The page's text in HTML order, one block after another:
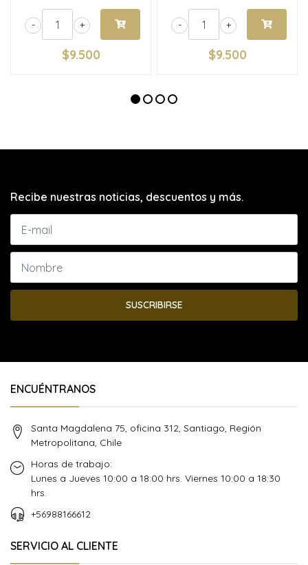
+
-
$9.500
+
-
$9.500
Recibe nuestras noticias, descuentos y más.
SUSCRIBIRSE
ENCUÉNTRANOS
Santa Magdalena 75, oficina 312, Santiago, Región
Metropolitana, Chile
Horas de trabajo:
Lunes a Jueves 10:00 a 18:00 hrs. Viernes 10:00 a 18:30
hrs.
+56988166612
SERVICIO AL CLIENTE